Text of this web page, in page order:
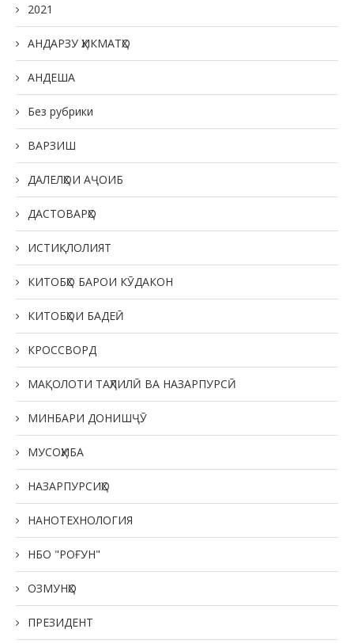
2021
АНДАРЗУ ҲИКМАТҲО
АНДЕША
Без рубрики
ВАРЗИШ
ДАЛЕЛҲОИ АҶОИБ
ДАСТОВАРҲО
ИСТИҚЛОЛИЯТ
КИТОБҲО БАРОИ КӮДАКОН
КИТОБҲОИ БАДЕӢ
КРОССВОРД
МАҚОЛОТИ ТАҲЛИЛӢ ВА НАЗАРПУРСӢ
МИНБАРИ ДОНИШҶӮ
МУСОҲИБА
НАЗАРПУРСИҲО
НАНОТЕХНОЛОГИЯ
НБО "РОҒУН"
ОЗМУНҲО
ПРЕЗИДЕНТ